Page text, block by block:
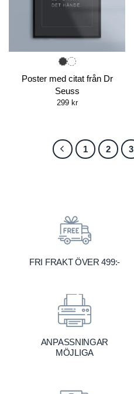
Poster med citat från Dr
Seuss
299 kr
1 2 3
FRI FRAKT ÖVER 499:-
ANPASSNINGAR
MÖJLIGA